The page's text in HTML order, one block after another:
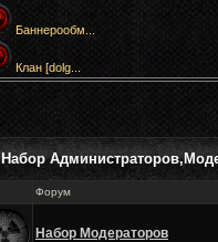
Баннерообм...
Клан [dolg...
Набор
Форум
Набор Модераторов